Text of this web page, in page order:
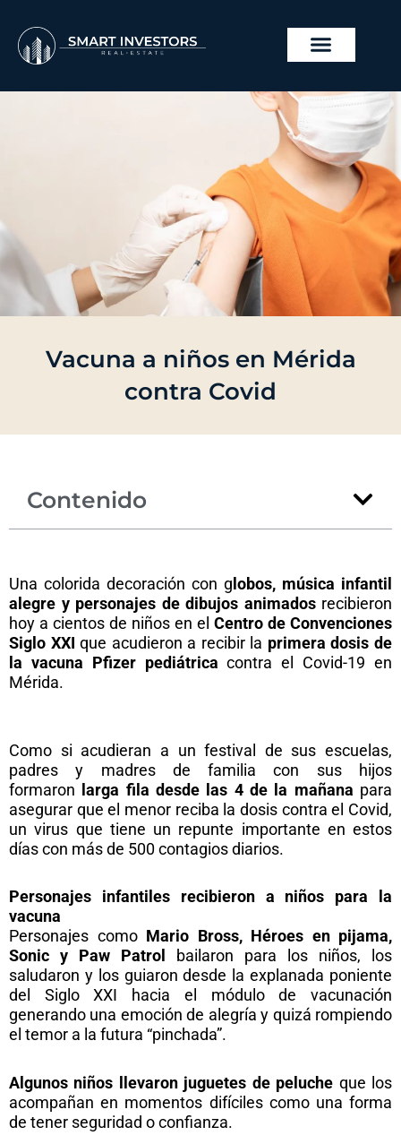
contenido
Vacuna a niños en Mérida
contra Covid
Contenido
Una colorida decoración con g lobos, música infantil
alegre y personajes de dibujos animadosrecibieron
hoy a cientos de niños en el Centro de Convenciones
Siglo XXI que acudieron a recibir la primera dosis de
la vacuna Pfizer pediátrica contra el Covid-19 en
Mérida.
Como si acudieran a un festival de sus escuelas,
padres y madres de familia con sus hijos
formaron larga fila desde las 4 de la mañana para
asegurar que el menor reciba la dosis contra el Covid,
un virus que tiene un repunte importante en estos
días con más de 500 contagios diarios.
Personajes infantiles recibieron a niños para la
vacuna
Personajes como Mario Bross, Héroes en pijama,
Sonic y Paw Patrol bailaron para los niños, los
saludaron y los guiaron desde la explanada poniente
del Siglo XXI hacia el módulo de vacunación
generando una emoción de alegría y quizá rompiendo
el temor a la futura “pinchada”.
Algunos niños llevaron juguetes de peluche que los
acompañan en momentos difíciles como una forma
de tener seguridad o confianza.